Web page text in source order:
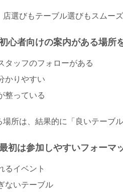
店選びもテーブル選びもスムーズ
心者向けの案内がある場所
タッフのフォローがある
かりやすい
整っている
場所は、結果的に「良いテーブ
初は参加しやすいフォーマ
るイベント
ないテーブル